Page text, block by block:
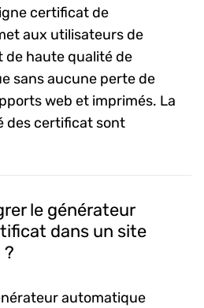
certificat de
aux utilisateurs de
de haute qualité de
sans aucune perte de
web et imprimés. La
des certificat sont
le générateur
dans un site
automatique